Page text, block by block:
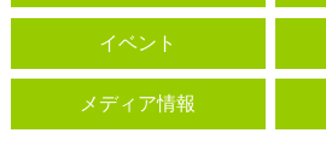
イベント
メディア情報